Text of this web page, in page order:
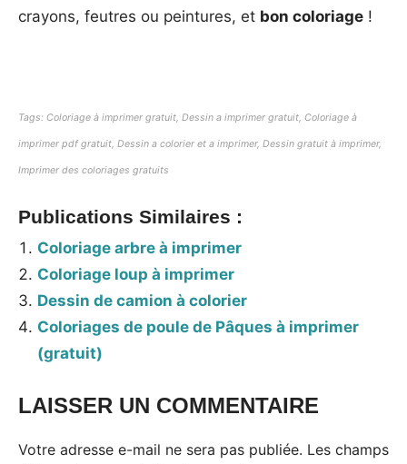
crayons, feutres ou peintures, et bon coloriage !
Tags: Coloriage à imprimer gratuit, Dessin a imprimer gratuit, Coloriage à
imprimer pdf gratuit, Dessin a colorier et a imprimer, Dessin gratuit à imprimer,
Imprimer des coloriages gratuits
Publications Similaires :
Coloriage arbre à imprimer
Coloriage loup à imprimer
Dessin de camion à colorier
Coloriages de poule de Pâques à imprimer
(gratuit)
LAISSER UN COMMENTAIRE
Votre adresse e-mail ne sera pas publiée. Les champs